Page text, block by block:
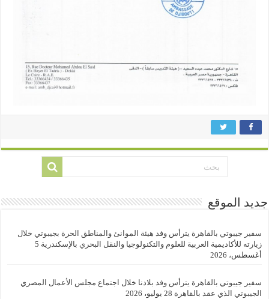
جديد الموقع
سفير جيبوتي بالقاهرة يترأس وفد هيئة الموانئ والمناطق الحرة بجيبوتي خلال
زيارته للأكاديمية العربية للعلوم والتكنولوجيا والنقل البحري بالإسكندرية 5
أغسطس، 2026
سفير جيبوتي بالقاهرة يترأس وفد بلادنا خلال اجتماع مجلس الأعمال المصري
الجيبوتي الذي عقد بالقاهرة 28 يوليو، 2026